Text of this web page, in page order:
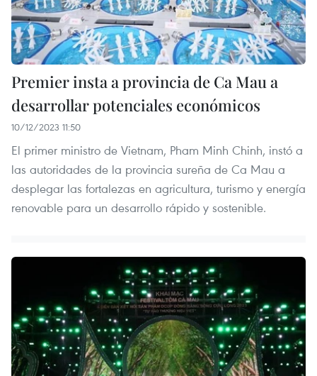
Premier insta a provincia de Ca Mau a
desarrollar potenciales económicos
10/12/2023 11:50
El primer ministro de Vietnam, Pham Minh Chinh, instó a
las autoridades de la provincia sureña de Ca Mau a
desplegar las fortalezas en agricultura, turismo y energía
renovable para un desarrollo rápido y sostenible.